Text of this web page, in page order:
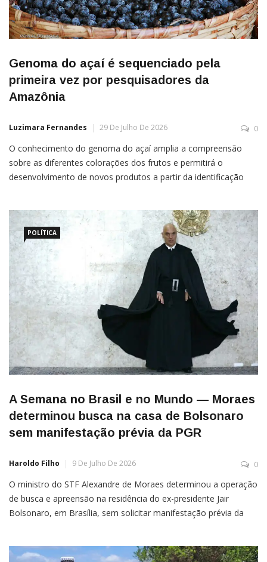
Genoma do açaí é sequenciado pela
primeira vez por pesquisadores da
Amazônia
Luzimara Fernandes 29 De Julho De 2026 0
O conhecimento do genoma do açaí amplia a compreensão
sobre as diferentes colorações dos frutos e permitirá o
desenvolvimento de novos produtos a partir da identificação
(Euterpe oleracea Mart.), uma palmeira que produz um dos
frutos mais […]
POLÍTICA
A Semana no Brasil e no Mundo — Moraes
determinou busca na casa de Bolsonaro
sem manifestação prévia da PGR
Haroldo Filho 9 De Julho De 2026 0
O ministro do STF Alexandre de Moraes determinou a operação
de busca e apreensão na residência do ex-presidente Jair
Bolsonaro, em Brasília, sem solicitar manifestação prévia da
prazo para manifestação antes da decisão. A Procuradoria foi